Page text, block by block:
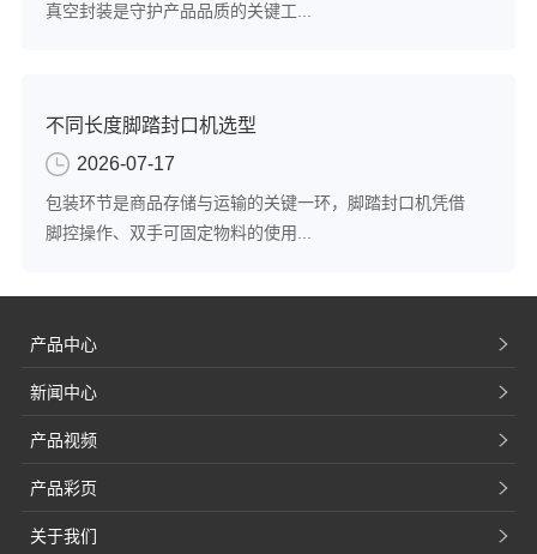
真空封装是守护产品品质的关键工...
不同长度脚踏封口机选型
2026-07-17
包装环节是商品存储与运输的关键一环，脚踏封口机凭借
脚控操作、双手可固定物料的使用...
产品中心
新闻中心
产品视频
产品彩页
关于我们